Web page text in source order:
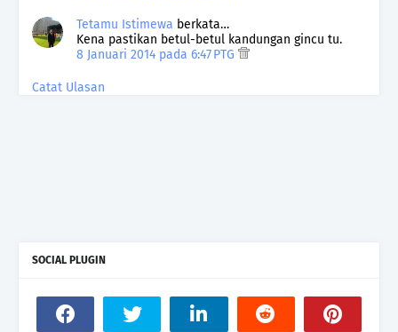
Tetamu Istimewa berkata…
Kena pastikan betul-betul kandungan gincu tu.
8 Januari 2014 pada 6:47 PTG
Catat Ulasan
SOCIAL PLUGIN